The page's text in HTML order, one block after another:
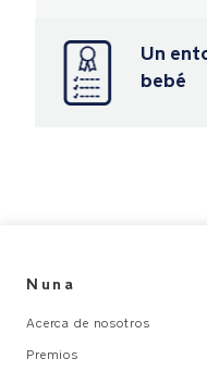
TODL
lite
TODL
next
ISO
9001
Un
bebé
Nuna
Acerca de nosotros
Premios